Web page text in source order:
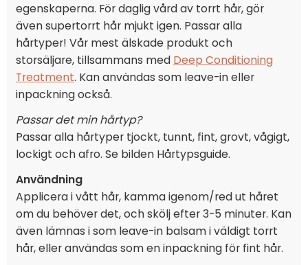
egenskaperna. För daglig vård av torrt hår, gör
även supertorrt hår mjukt igen. Passar alla
hårtyper! Vår mest älskade produkt och
storsäljare, tillsammans med Deep Conditioning
Treatment. Kan användas som leave-in eller
inpackning också.
Passar det min hårtyp?
Passar alla hårtyper tjockt, tunnt, fint, grovt, vågigt,
lockigt och afro. Se bilden Hårtypsguide.
Användning
Applicera i vått hår, kamma igenom/red ut håret
om du behöver det, och skölj efter 3-5 minuter. Kan
även lämnas i som leave-in balsam i väldigt torrt
hår, eller användas som en inpackning för fint hår.